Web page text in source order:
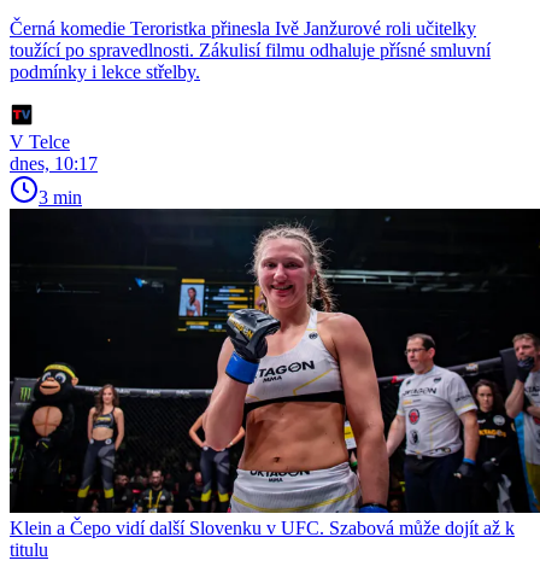
Černá komedie Teroristka přinesla Ivě Janžurové roli učitelky
toužící po spravedlnosti. Zákulisí filmu odhaluje přísné smluvní
podmínky i lekce střelby.
V Telce
dnes, 10:17
3 min
Klein a Čepo vidí další Slovenku v UFC. Szabová může dojít až k
titulu